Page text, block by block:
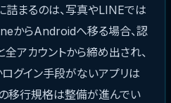
まるのは、写真やLINEでは
からAndroidへ移る場合、認
アカウントから締め出され、
グイン手段がないアプリは
移行規格は整備が進んでい